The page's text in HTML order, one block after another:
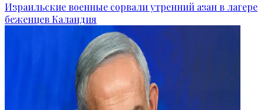
Израильские военные сорвали утренний азан в лагере
беженцев Каландия